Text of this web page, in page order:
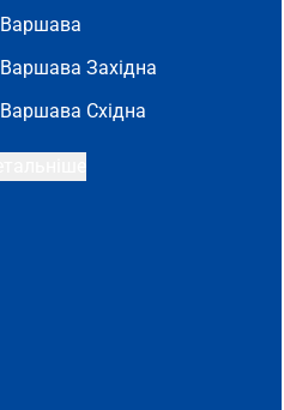
Варшава
Варшава Західна
Варшава Східна